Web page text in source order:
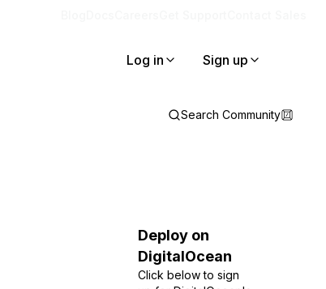
Log in Sign up
Search Community
Deploy on
DigitalOcean
Click below to sign